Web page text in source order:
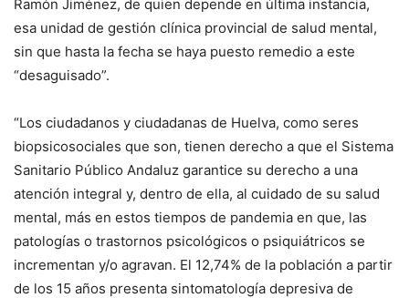
Ramón Jiménez, de quien depende en última instancia,
esa unidad de gestión clínica provincial de salud mental,
sin que hasta la fecha se haya puesto remedio a este
“desaguisado”.
“Los ciudadanos y ciudadanas de Huelva, como seres
biopsicosociales que son, tienen derecho a que el Sistema
Sanitario Público Andaluz garantice su derecho a una
atención integral y, dentro de ella, al cuidado de su salud
mental, más en estos tiempos de pandemia en que, las
patologías o trastornos psicológicos o psiquiátricos se
incrementan y/o agravan. El 12,74% de la población a partir
de los 15 años presenta sintomatología depresiva de